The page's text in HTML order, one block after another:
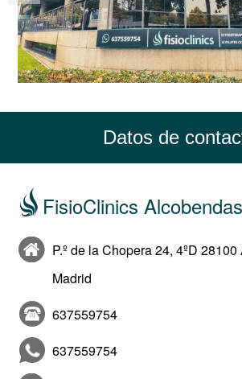
Datos de
FisioClinics Alcobendas
P.º de la Chopera 24, 4ºD
Madrid
637559754
637559754